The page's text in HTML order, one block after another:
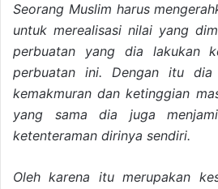
Seorang Muslim harus
untuk merealisasi nilai yang
perbuatan yang dia lakukan
perbuatan ini. Dengan itu dia
kemakmuran dan ketinggian
yang sama dia juga
ketenteraman dirinya sendiri.
Oleh karena itu merupakan